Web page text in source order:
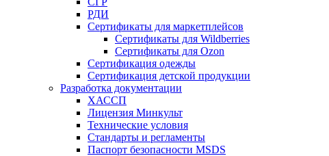
РДИ
Сертификаты для маркетплейсов
Сертификаты для Wildberries
Сертификаты для Ozon
Сертификация одежды
Сертификация детской продукции
Разработка документации
ХАССП
Лицензия Минкульт
Технические условия
Стандарты и регламенты
Паспорт безопасности MSDS